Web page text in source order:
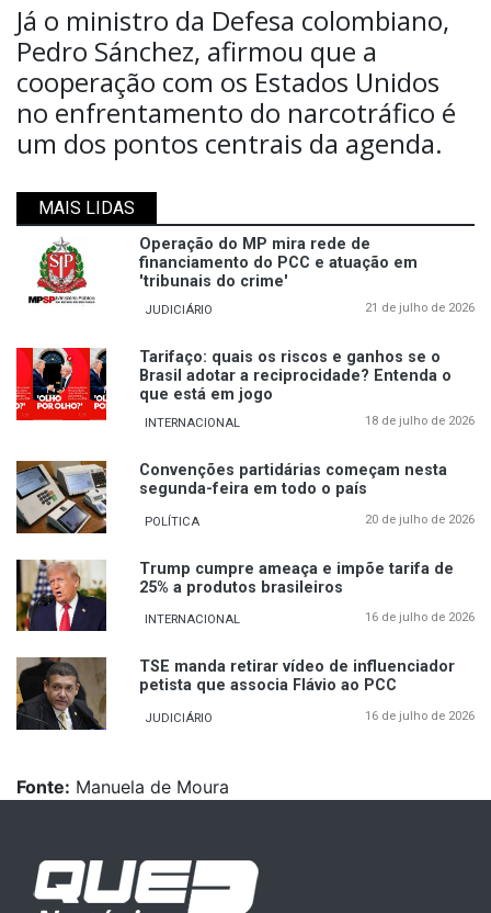
Já o ministro da Defesa colombiano,
Pedro Sánchez, afirmou que a
cooperação com os Estados Unidos
no enfrentamento do narcotráfico é
um dos pontos centrais da agenda.
MAIS LIDAS
Operação do MP mira rede de
financiamento do PCC e atuação em
'tribunais do crime'
JUDICIÁRIO 21 de julho de 2026
Tarifaço: quais os riscos e ganhos se o
Brasil adotar a reciprocidade? Entenda o
que está em jogo
INTERNACIONAL 18 de julho de 2026
Convenções partidárias começam nesta
segunda-feira em todo o país
POLÍTICA 20 de julho de 2026
Trump cumpre ameaça e impõe tarifa de
25% a produtos brasileiros
INTERNACIONAL 16 de julho de 2026
TSE manda retirar vídeo de influenciador
petista que associa Flávio ao PCC
JUDICIÁRIO 16 de julho de 2026
Fonte: Manuela de Moura